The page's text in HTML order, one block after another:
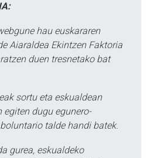
hau euskararen
Aiaraldea Ekintzen Faktoria
duen tresnetako bat
sortu eta eskualdean
dugu egunero-
talde handi batek.
gurea, eskualdeko